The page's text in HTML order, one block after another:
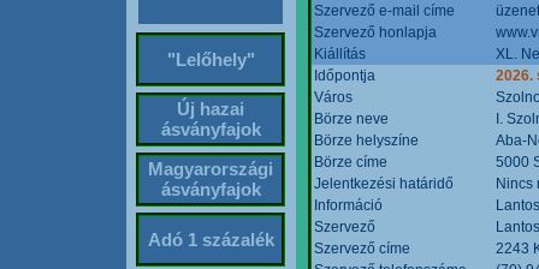
"Lelőhely"
Új hazai
ásványfajok
Magyarországi
ásványfajok
Adó 1 százalék
Szervező e-mail címe
Szervező honlapja
Kiállítás
XL.
Időpontja
2026.
Város
Börze neve
I.
Börze helyszíne
Aba-
Börze címe
5000
Jelentkezési határidő
Nincs
Információ
Szervező
Szervező címe
2243